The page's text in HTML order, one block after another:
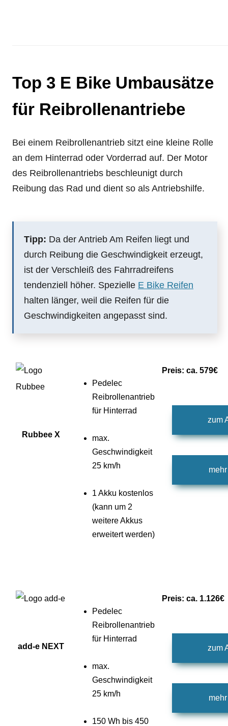
Top 3 E Bike Umbausätze
für Reibrollenantriebe
Bei einem Reibrollenantrieb sitzt eine kleine Rolle
an dem Hinterrad oder Vorderrad auf. Der Motor
des Reibrollenantriebs beschleunigt durch
Reibung das Rad und dient so als Antriebshilfe.
Tipp: Da der Antrieb Am Reifen liegt und
durch Reibung die Geschwindigkeit erzeugt,
ist der Verschleiß des Fahrradreifens
tendenziell höher. Spezielle E Bike Reifen
halten länger, weil die Reifen für die
Geschwindigkeiten angepasst sind.
Rubbee X
Pedelec
Reibrollenantrieb
für Hinterrad
max.
Geschwindigkeit
25 km/h
1 Akku kostenlos
(kann um 2
weitere Akkus
erweitert werden)
Preis: ca. 579€
zum
add-e NEXT
Pedelec
Reibrollenantrieb
für Hinterrad
max.
Geschwindigkeit
25 km/h
150 Wh bis 450
Preis: ca. 1.126€
zum